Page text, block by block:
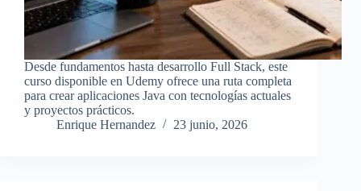
Desde fundamentos hasta desarrollo Full Stack, este
curso disponible en Udemy ofrece una ruta completa
para crear aplicaciones Java con tecnologías actuales
y proyectos prácticos.
Enrique Hernandez
23 junio, 2026